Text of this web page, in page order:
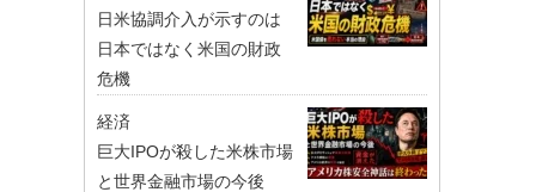
日米協調介入が示すのは
日本ではなく米国の財政
危機
経済
巨大IPOが殺した米株市場
と世界金融市場の今後